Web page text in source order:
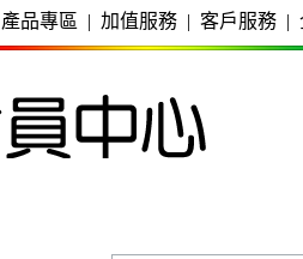
產品專區 | 加值服務 | 客戶服務 |